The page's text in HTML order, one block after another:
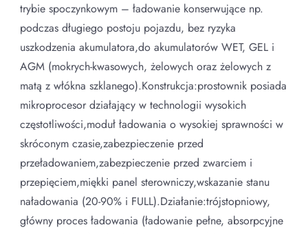
trybie spoczynkowym – ładowanie konserwujące np.
podczas długiego postoju pojazdu, bez ryzyka
uszkodzenia akumulatora,do akumulatorów WET, GEL i
AGM (mokrych-kwasowych, żelowych oraz żelowych z
matą z włókna szklanego). Konstrukcja:prostownik posiada
mikroprocesor działający w technologii wysokich
częstotliwości,moduł ładowania o wysokiej sprawności w
skróconym czasie,zabezpieczenie przed
przeładowaniem,zabezpieczenie przed zwarciem i
przepięciem,miękki panel sterowniczy,wskazanie stanu
naładowania (20-90% i FULL). Działanie:trójstopniowy,
główny proces ładowania (ładowanie pełne, absorpcyjne